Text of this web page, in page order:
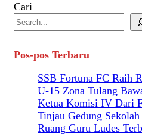
Cari
Pos-pos Terbaru
SSB Fortuna FC Raih
U-15 Zona Tulang
Ketua Komisi IV Dari
Tinjau Gedung
Ruang Guru Ludes